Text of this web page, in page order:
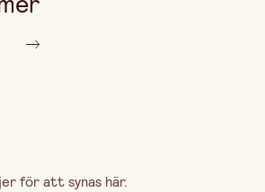
för att synas här.